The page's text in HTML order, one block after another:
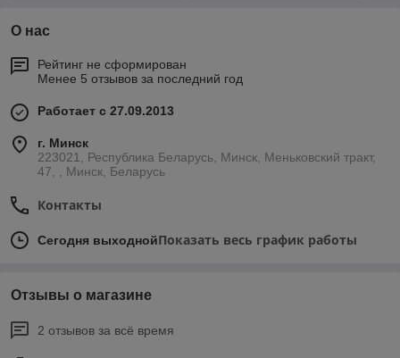
О нас
Рейтинг не сформирован
Менее 5 отзывов за последний год
Работает с 27.09.2013
г. Минск
223021, Республика Беларусь, Минск, Меньковский тракт,
47, , Минск, Беларусь
Контакты
Сегодня выходнойПоказать весь график работы
Отзывы о магазине
2 отзывов за всё время